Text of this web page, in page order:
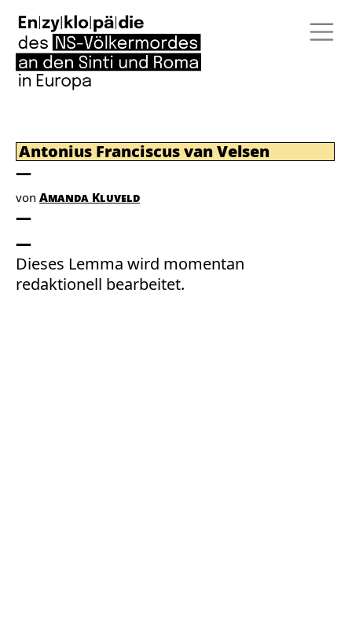
Antonius Franciscus van Velsen
von Amanda Kluveld
Dieses Lemma wird momentan
redaktionell bearbeitet.